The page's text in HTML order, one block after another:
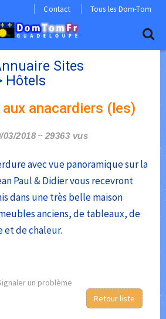
Contact Tous les Dom-Tom
Sites
Hôtels
anacardiers (les)
2018 29363 vus
avec vue panoramique sur la
Paul & Didier vous recevront
dans une très belle maison
anciens, de tableaux, de
et de chaleur.
un problème
Retour liste